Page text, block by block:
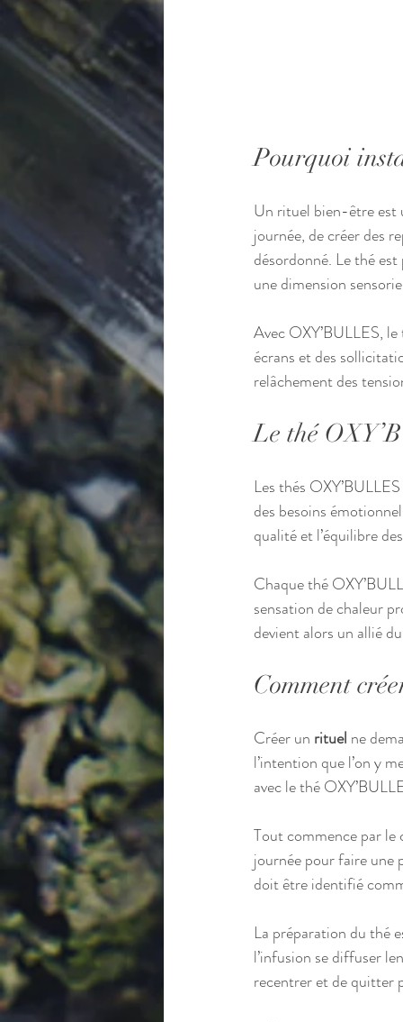
Pourquoi
Un rituel bien-être est
journée, de créer des
désordonné. Le thé
une dimension
Avec OXY’BULLES,
écrans et des
relâchement des
Le thé
Les thés
des besoins
qualité et l’équilibre
Chaque thé
sensation de chaleur
devient alors un allié
Comment
Créer un rituel ne
l’intention que l’on y
avec le thé
Tout commence par
journée pour faire une
doit être identifié
La préparation du thé
l’infusion se diffuser
recentrer et de quitter